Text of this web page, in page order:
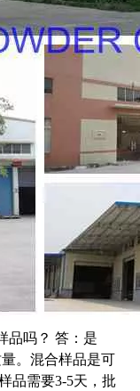
品吗？ 答：是
。混合样品是可
品需要3-5天，批